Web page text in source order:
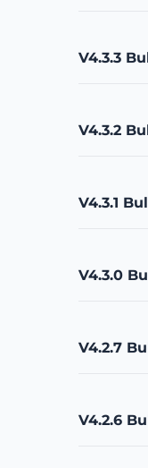
V4.3.3
V4.3.2
V4.3.1
V4.3.0
V4.2.7
V4.2.6